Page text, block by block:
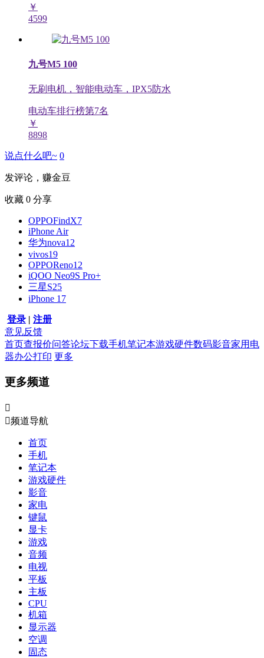
￥
4599
九号M5 100
无刷电机，智能电动车，IPX5防水
电动车排行榜第7名
￥
8898
说点什么吧~ 0
发评论，赚金豆
收藏 0 分享
OPPOFindX7
iPhone Air
华为nova12
vivos19
OPPOReno12
iQOO Neo9S Pro+
三星S25
iPhone 17
登录 | 注册
意见反馈
首页查报价问答论坛下载手机笔记本游戏硬件数码影音家用电
器办公打印 更多
更多频道

频道导航
首页
手机
笔记本
游戏硬件
影音
家电
键鼠
显卡
游戏
音频
电视
平板
主板
CPU
机箱
显示器
空调
固态